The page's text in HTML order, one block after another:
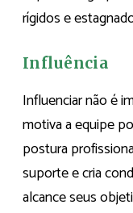
rígidos e
Influência
Influenciar não é
motiva a equipe
postura
suporte e cria
alcance seus